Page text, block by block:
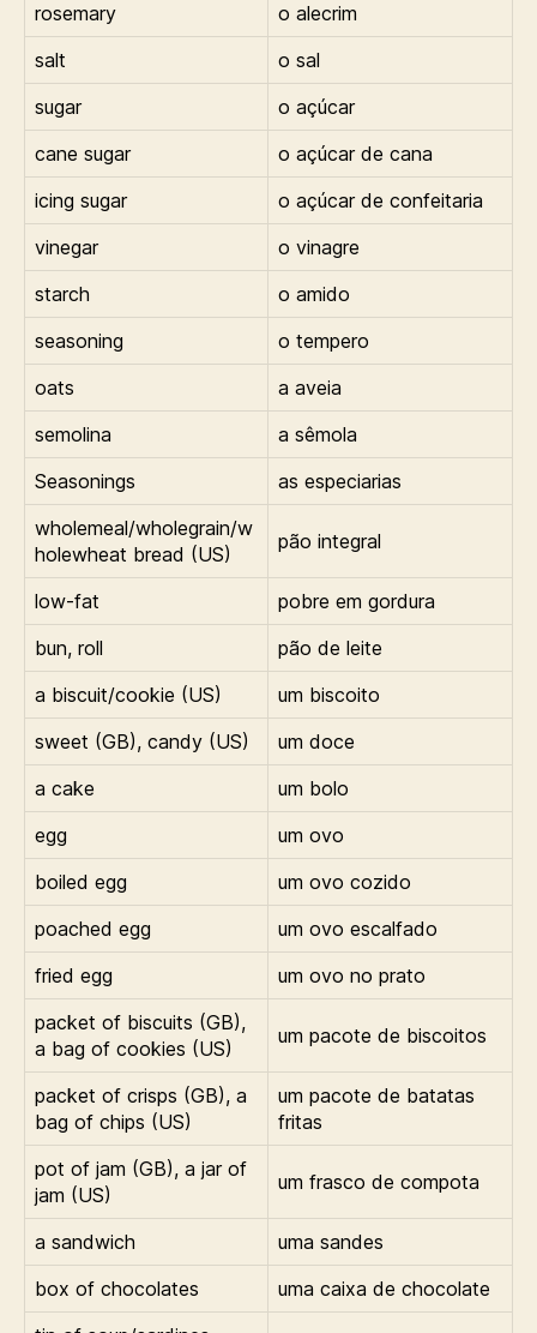
rosemary
o alecrim
salt
o sal
sugar
o açúcar
cane sugar
o açúcar de cana
icing sugar
o açúcar de confeitaria
vinegar
o vinagre
starch
o amido
seasoning
o tempero
oats
a aveia
semolina
a sêmola
Seasonings
as especiarias
wholemeal/wholegrain/w
holewheat bread (US)
pão integral
low-fat
pobre em gordura
bun, roll
pão de leite
a biscuit/cookie (US)
um biscoito
sweet (GB), candy (US)
um doce
a cake
um bolo
egg
um ovo
boiled egg
um ovo cozido
poached egg
um ovo escalfado
fried egg
um ovo no prato
packet of biscuits (GB),
a bag of cookies (US)
um pacote de biscoitos
packet of crisps (GB), a
bag of chips (US)
um pacote de batatas
fritas
pot of jam (GB), a jar of
jam (US)
um frasco de compota
a sandwich
uma sandes
box of chocolates
uma caixa de chocolate